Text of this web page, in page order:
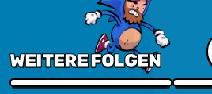
WEITERE FOLGEN
Episode 272 - Battle der Besten: